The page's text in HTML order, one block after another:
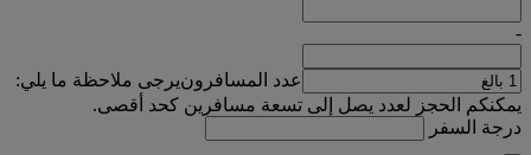
-
عدد المسافرونيرجى ملاحظة ما يلي:
يمكنكم الحجز لعدد يصل إلى تسعة مسافرين كحد أقصى.
درجة السفر